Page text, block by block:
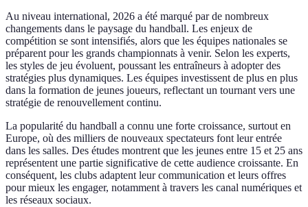
Au niveau international, 2026 a été marqué par de nombreux
changements dans le paysage du handball. Les enjeux de
compétition se sont intensifiés, alors que les équipes nationales se
préparent pour les grands championnats à venir. Selon les experts,
les styles de jeu évoluent, poussant les entraîneurs à adopter des
stratégies plus dynamiques. Les équipes investissent de plus en plus
dans la formation de jeunes joueurs, reflectant un tournant vers une
stratégie de renouvellement continu.
La popularité du handball a connu une forte croissance, surtout en
Europe, où des milliers de nouveaux spectateurs font leur entrée
dans les salles. Des études montrent que les jeunes entre 15 et 25 ans
représentent une partie significative de cette audience croissante. En
conséquent, les clubs adaptent leur communication et leurs offres
pour mieux les engager, notamment à travers les canal numériques et
les réseaux sociaux.